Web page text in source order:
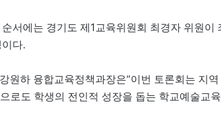
서에는 경기도 제1교육위원회 최경자 위원
다.
원하 융합교육정책과장은“이번 토론회는 지
로도 학생의 전인적 성장을 돕는 학교예술교